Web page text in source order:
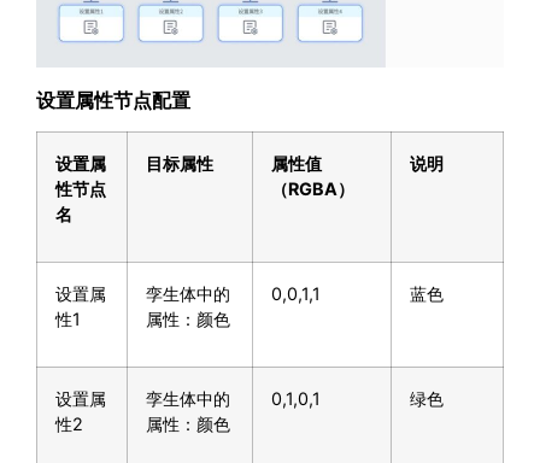
设置属性节点配置
设置属
性节点
名
目标属性
属性值
（RGBA）
说明
设置属
性1
孪生体中的
属性：颜色
0,0,1,1 蓝色
设置属
性2
孪生体中的
属性：颜色
0,1,0,1 绿色